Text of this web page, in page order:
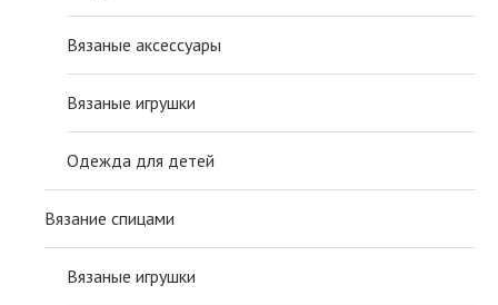
Вязаные аксессуары
Вязаные игрушки
Одежда для детей
Вязание спицами
Вязаные игрушки